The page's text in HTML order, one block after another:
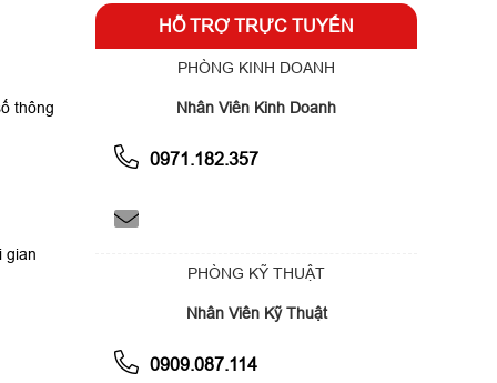
thông
gian
HỖ TRỢ TRỰC TUYẾN
PHÒNG KINH DOANH
Nhân Viên Kinh Doanh
0971.182.357
PHÒNG KỸ THUẬT
Nhân Viên Kỹ Thuật
0909.087.114